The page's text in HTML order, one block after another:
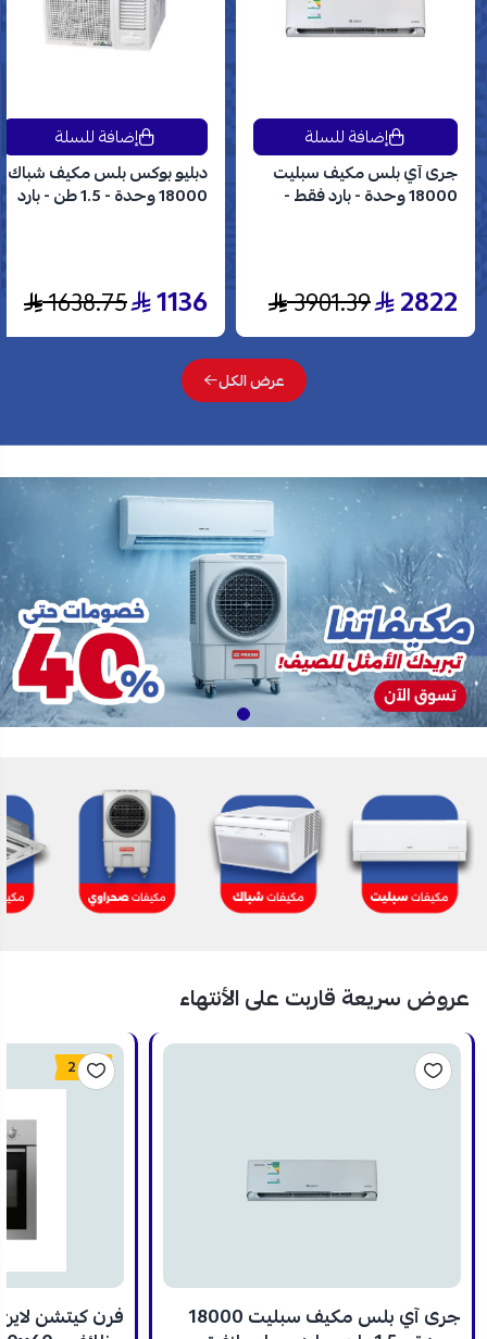
جرى آي بلس مكيف سبليت
18000 وحدة - بارد فقط -
2822
3901.39
إضافة للسلة
دبليو بوكس بلس مكيف شباك
18000 وحدة - 1.5 طن - بارد
1136
1638.75
إضافة للسلة
عرض الكل
عروض سريعة قاربت على الأنتهاء
جرى آي بلس مكيف سبليت 18000
24%